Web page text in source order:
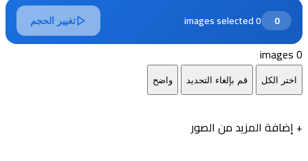
0
0 images selected تغيير الحجم
0 images
اختر الكل قم بإلغاء التحديد واضح
+ إضافة المزيد من الصور